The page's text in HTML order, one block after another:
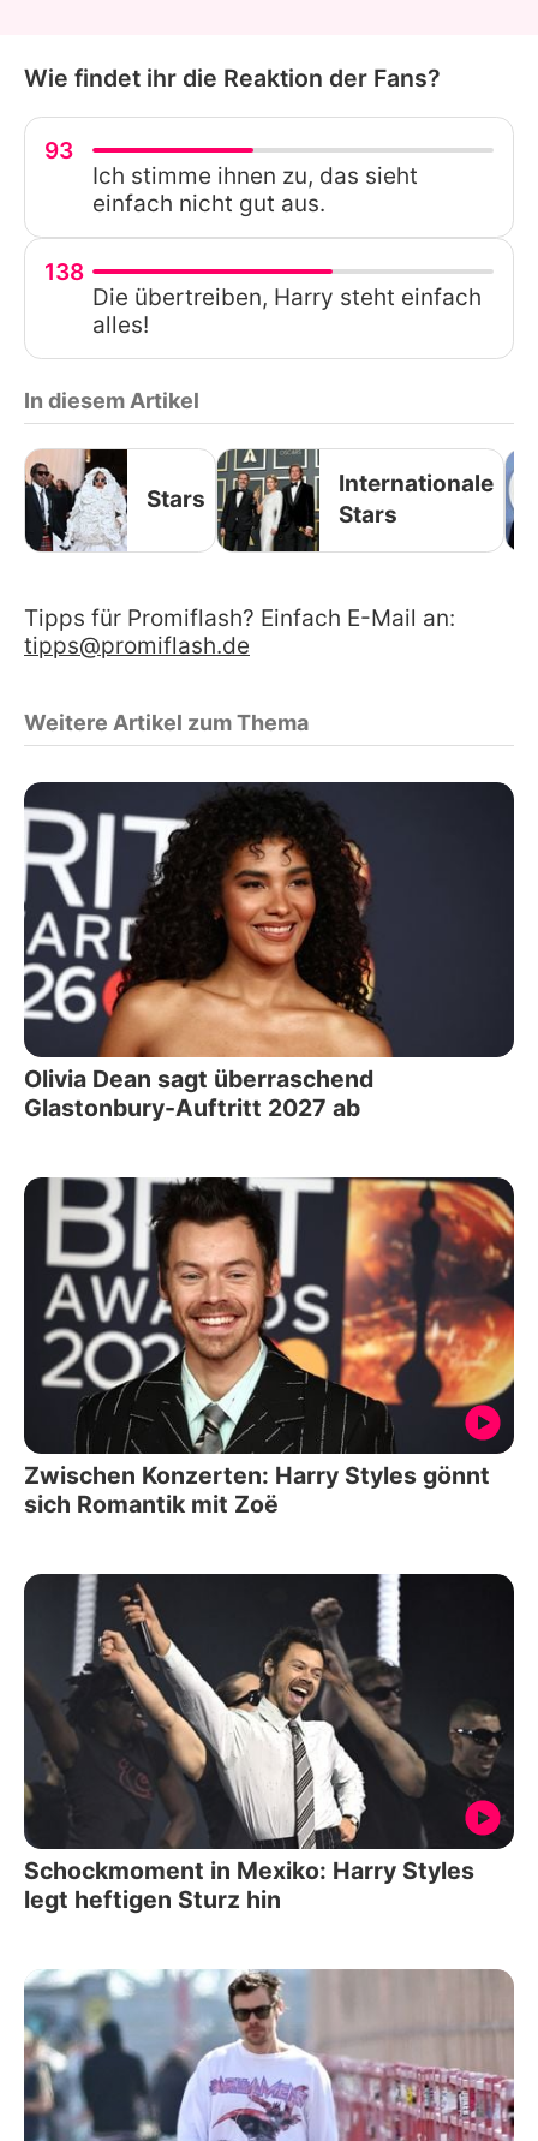
Wie findet ihr die Reaktion der Fans?
93
Ich stimme ihnen zu, das sieht
einfach nicht gut aus.
138
Die übertreiben, Harry steht einfach
alles!
In diesem Artikel
Stars
Internationale
Stars
Tipps für Promiflash? Einfach E-Mail an:
tipps@promiflash.de
Weitere Artikel zum Thema
Olivia Dean sagt überraschend
Glastonbury-Auftritt 2027 ab
Zwischen Konzerten: Harry Styles gönnt
sich Romantik mit Zoë
Schockmoment in Mexiko: Harry Styles
legt heftigen Sturz hin